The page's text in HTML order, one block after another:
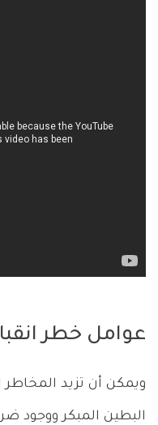
عوامل خطر
ويمكن أن تزيد
البطين المبكر ووجود